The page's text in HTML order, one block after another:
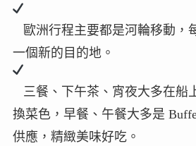
歐洲行程主要都是河輪移動，
一個新的目的地。
三餐、下午茶、宵夜大多在船
換菜色，早餐、午餐大多是
供應，精緻美味好吃。